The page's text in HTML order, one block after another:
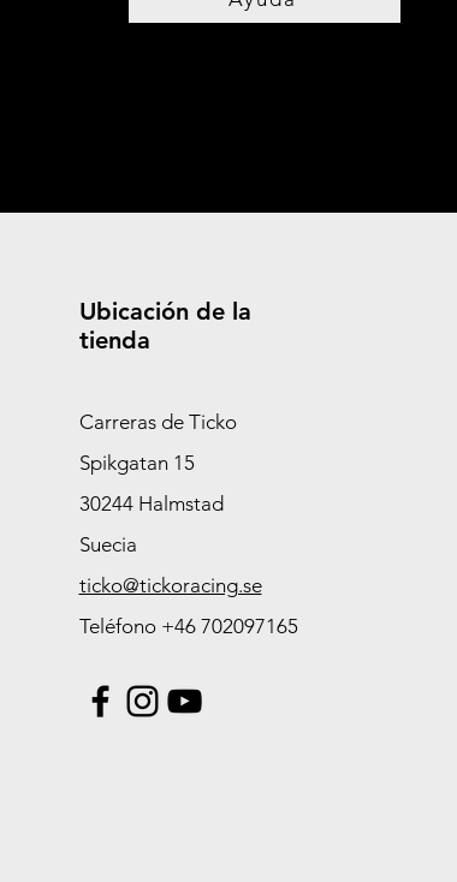
Ubicación de la
tienda
Carreras de Ticko
Spikgatan 15
30244 Halmstad
Suecia
ticko@tickoracing.se
Teléfono +46 702097165